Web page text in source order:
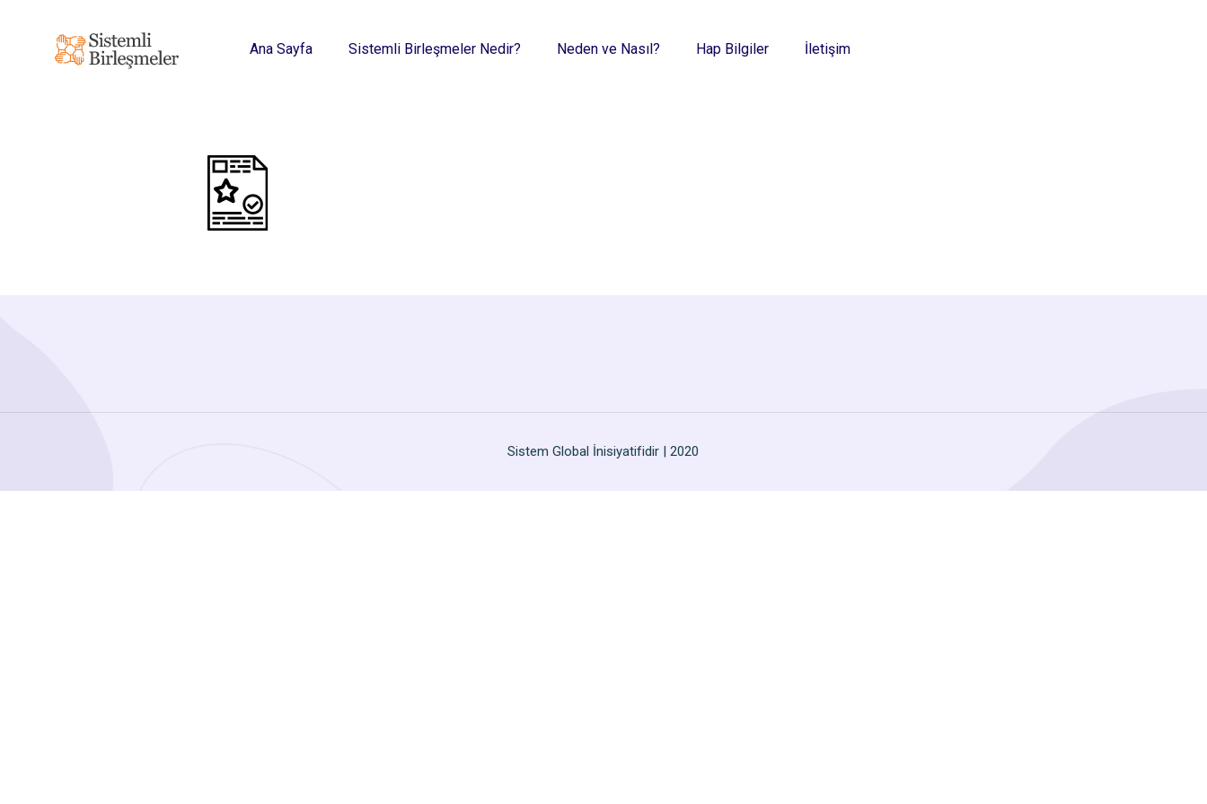
Ana Sayfa Sistemli Birleşmeler Nedir? Neden ve Nasıl? Hap Bilgiler İletişim
Sistem Global İnisiyatifidir | 2020